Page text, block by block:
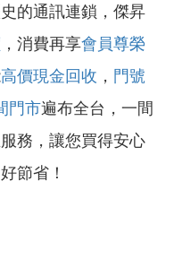
的通訊連鎖，傑昇
，消費再享會員尊榮
高價現金回收 ， 門號
門市遍布全台，一間
務，讓您買得安心
節省！